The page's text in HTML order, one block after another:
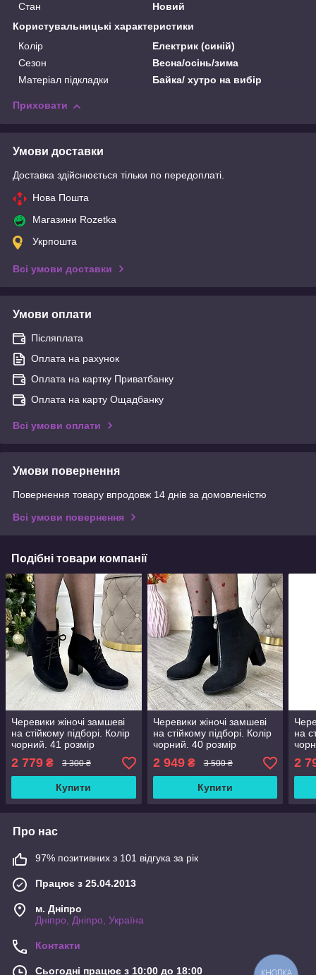
Стан
Новий
Користувальницькі характеристики
Колір
Електрик (синій)
Сезон
Весна/осінь/зима
Матеріал підкладки
Байка/ хутро на вибір
Приховати
Умови доставки
Доставка здійснюється тільки по передоплаті.
Нова Пошта
Магазини Rozetka
Укрпошта
Всі умови доставки
Умови оплати
Післяплата
Оплата на рахунок
Оплата на картку Приватбанку
Оплата на карту Ощадбанку
Всі умови оплати
Умови повернення
Повернення товару впродовж 14 днів за домовленістю
Всі умови повернення
Подібні товари компанії
Черевики жіночі замшеві
на стійкому підборі. Колір
чорний. 41 розмір
2 779 ₴ 3 300 ₴
Купити
Черевики жіночі замшеві
на стійкому підборі. Колір
чорний. 40 розмір
2 949₴ 3 500 ₴
Купити
на
2
Про нас
97% позитивних з 101 відгука за рік
Працює з 25.04.2013
м. Дніпро
Дніпро, Дніпро, Україна
Контакти
Сьогодні працює з 10:00 до 18:00 КНОПКА